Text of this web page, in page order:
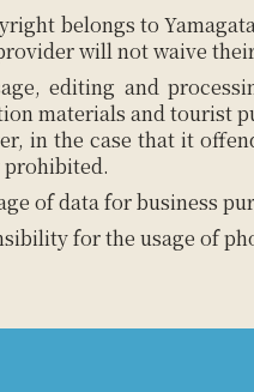
belongs to
will not waive
editing and
materials and tourist
in the case that it
of data for business
for the usage of